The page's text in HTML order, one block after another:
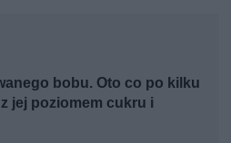
bobu. Oto co po kilku
jej poziomem cukru i